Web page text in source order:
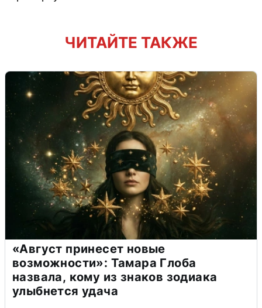
ЧИТАЙТЕ ТАКЖЕ
«Август принесет новые
возможности»: Тамара Глоба
назвала, кому из знаков зодиака
улыбнется удача